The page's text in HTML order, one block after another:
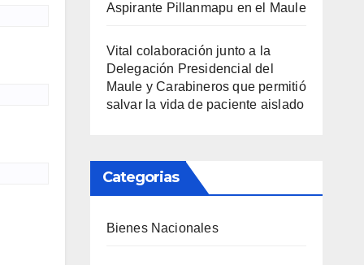
Aspirante Pillanmapu en el Maule
Vital colaboración junto a la
Delegación Presidencial del
Maule y Carabineros que permitió
salvar la vida de paciente aislado
Categorias
Bienes Nacionales